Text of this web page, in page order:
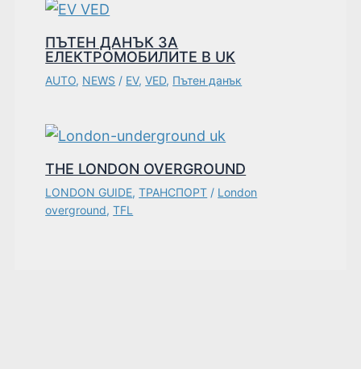
ПЪТЕН ДАНЪК ЗА
ЕЛЕКТРОМОБИЛИТЕ В UK
AUTO, NEWS / EV,VED, Пътен данък
THE LONDON OVERGROUND
LONDON GUIDE,ТРАНСПОРТ / London
overground,TFL